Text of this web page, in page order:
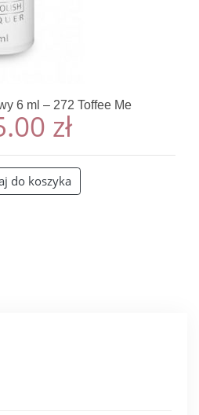
6 ml – 272 Toffee Me
zł
do koszyka